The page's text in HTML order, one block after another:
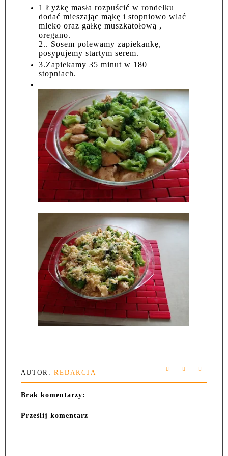
1 Łyżkę masła rozpuścić w rondelku
dodać mieszając mąkę i stopniowo wlać
mleko oraz gałkę muszkatołową ,
oregano.
2.. Sosem polewamy zapiekankę,
posypujemy startym serem.
3.Zapiekamy 35 minut w 180
stopniach.
AUTOR: REDAKCJA
Brak komentarzy:
Prześlij komentarz